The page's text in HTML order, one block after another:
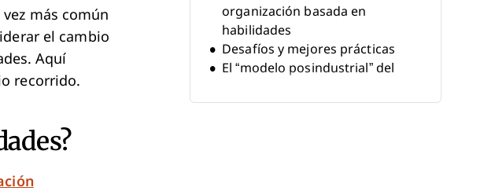
más común
el cambio
Aquí
recorrido.
organización basada en
habilidades
Desafíos y mejores prácticas
El “modelo posindustrial” del